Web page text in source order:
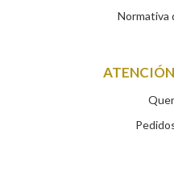
Normativa